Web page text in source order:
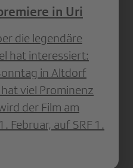
in Uri
die legendäre
hat interessiert:
in Altdorf
viel Prominenz
der Film am
Februar, auf SRF 1.